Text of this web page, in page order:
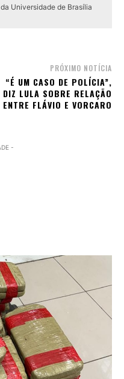
Universidade de Brasília
PRÓXIMO NOTÍCIA
“É UM CASO DE POLÍCIA”,
DIZ LULA SOBRE RELAÇÃO
ENTRE FLÁVIO E VORCARO
-